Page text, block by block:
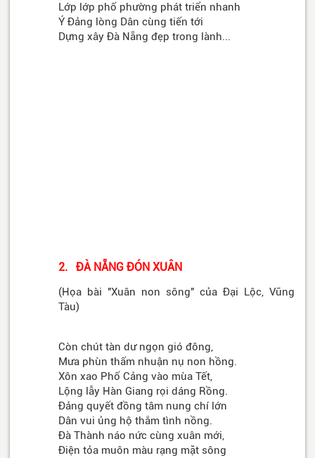
Lớp lớp phố phường phát triển nhanh
Ý Đảng lòng Dân cùng tiến tới
Dựng xây Đà Nẵng đẹp trong lành...
2. ĐÀ NẴNG ĐÓN XUÂN
(Họa bài "Xuân non sông" của Đại Lộc, Vũng
Tàu)
Còn chút tàn dư ngọn gió đông,
Mưa phùn thấm nhuận nụ non hồng.
Xôn xao Phố Cảng vào mùa Tết,
Lộng lẫy Hàn Giang rọi dáng Rồng.
Đảng quyết đồng tâm nung chí lớn
Dân vui ủng hộ thắm tình nồng.
Đà Thành náo nức cùng xuân mới,
Điện tỏa muôn màu rạng mặt sông